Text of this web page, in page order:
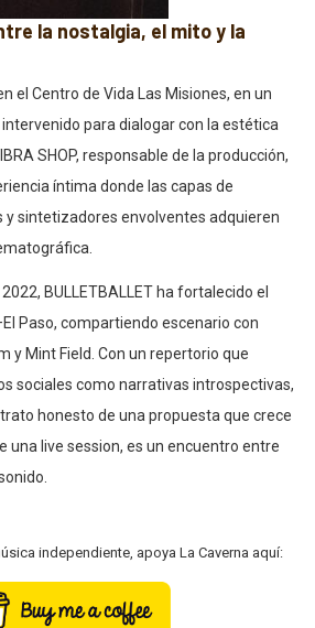
la nostalgia, el mito y la
el Centro de Vida Las Misiones, en un
para dialogar con la estética
SHOP, responsable de la producción,
íntima donde las capas de
sintetizadores envolventes adquieren
BULLETBALLET ha fortalecido el
Paso, compartiendo escenario con
y Mint Field. Con un repertorio que
sociales como narrativas introspectivas,
honesto de una propuesta que crece
una live session, es un encuentro entre
independiente, apoya La Caverna aquí: